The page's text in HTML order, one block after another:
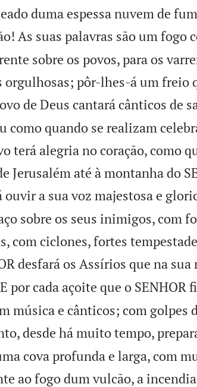
duma espessa nuvem de
As suas palavras são um fogo
sobre os povos, para os
orgulhosas; pôr-lhes-á um freio
de Deus cantará cânticos de
como quando se realizam
terá alegria no coração, como
Jerusalém até à montanha do
ouvir a sua voz majestosa e
sobre os seus inimigos, com
com ciclones, fortes
desfará os Assírios que na
E por cada açoite que o SENHOR
música e cânticos; com golpes
desde há muito tempo,
cova profunda e larga, com
ao fogo dum vulcão, a